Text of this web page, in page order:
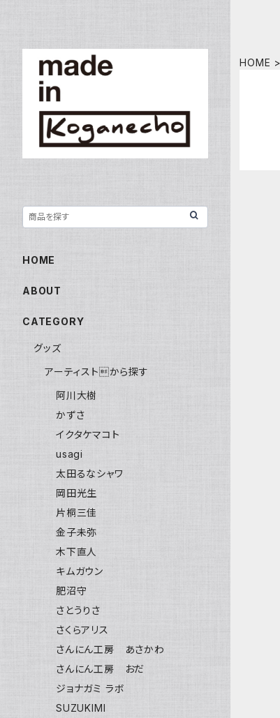
HOME
HOME
ABOUT
CATEGORY
グッズ
アーティストから探す
阿川大樹
かずさ
イクタケマコト
usagi
太田るなシャワ
岡田光生
片桐三佳
金子未弥
木下直人
キムガウン
肥沼守
さとうりさ
さくらアリス
さんにん工房 あさかわ
さんにん工房 おだ
ジョナガミ ラボ
SUZUKIMI